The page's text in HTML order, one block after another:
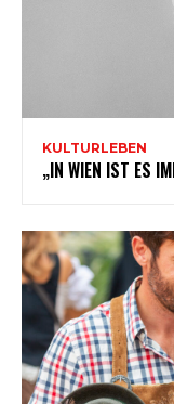
KULTURLEBEN
„IN WIEN IST ES